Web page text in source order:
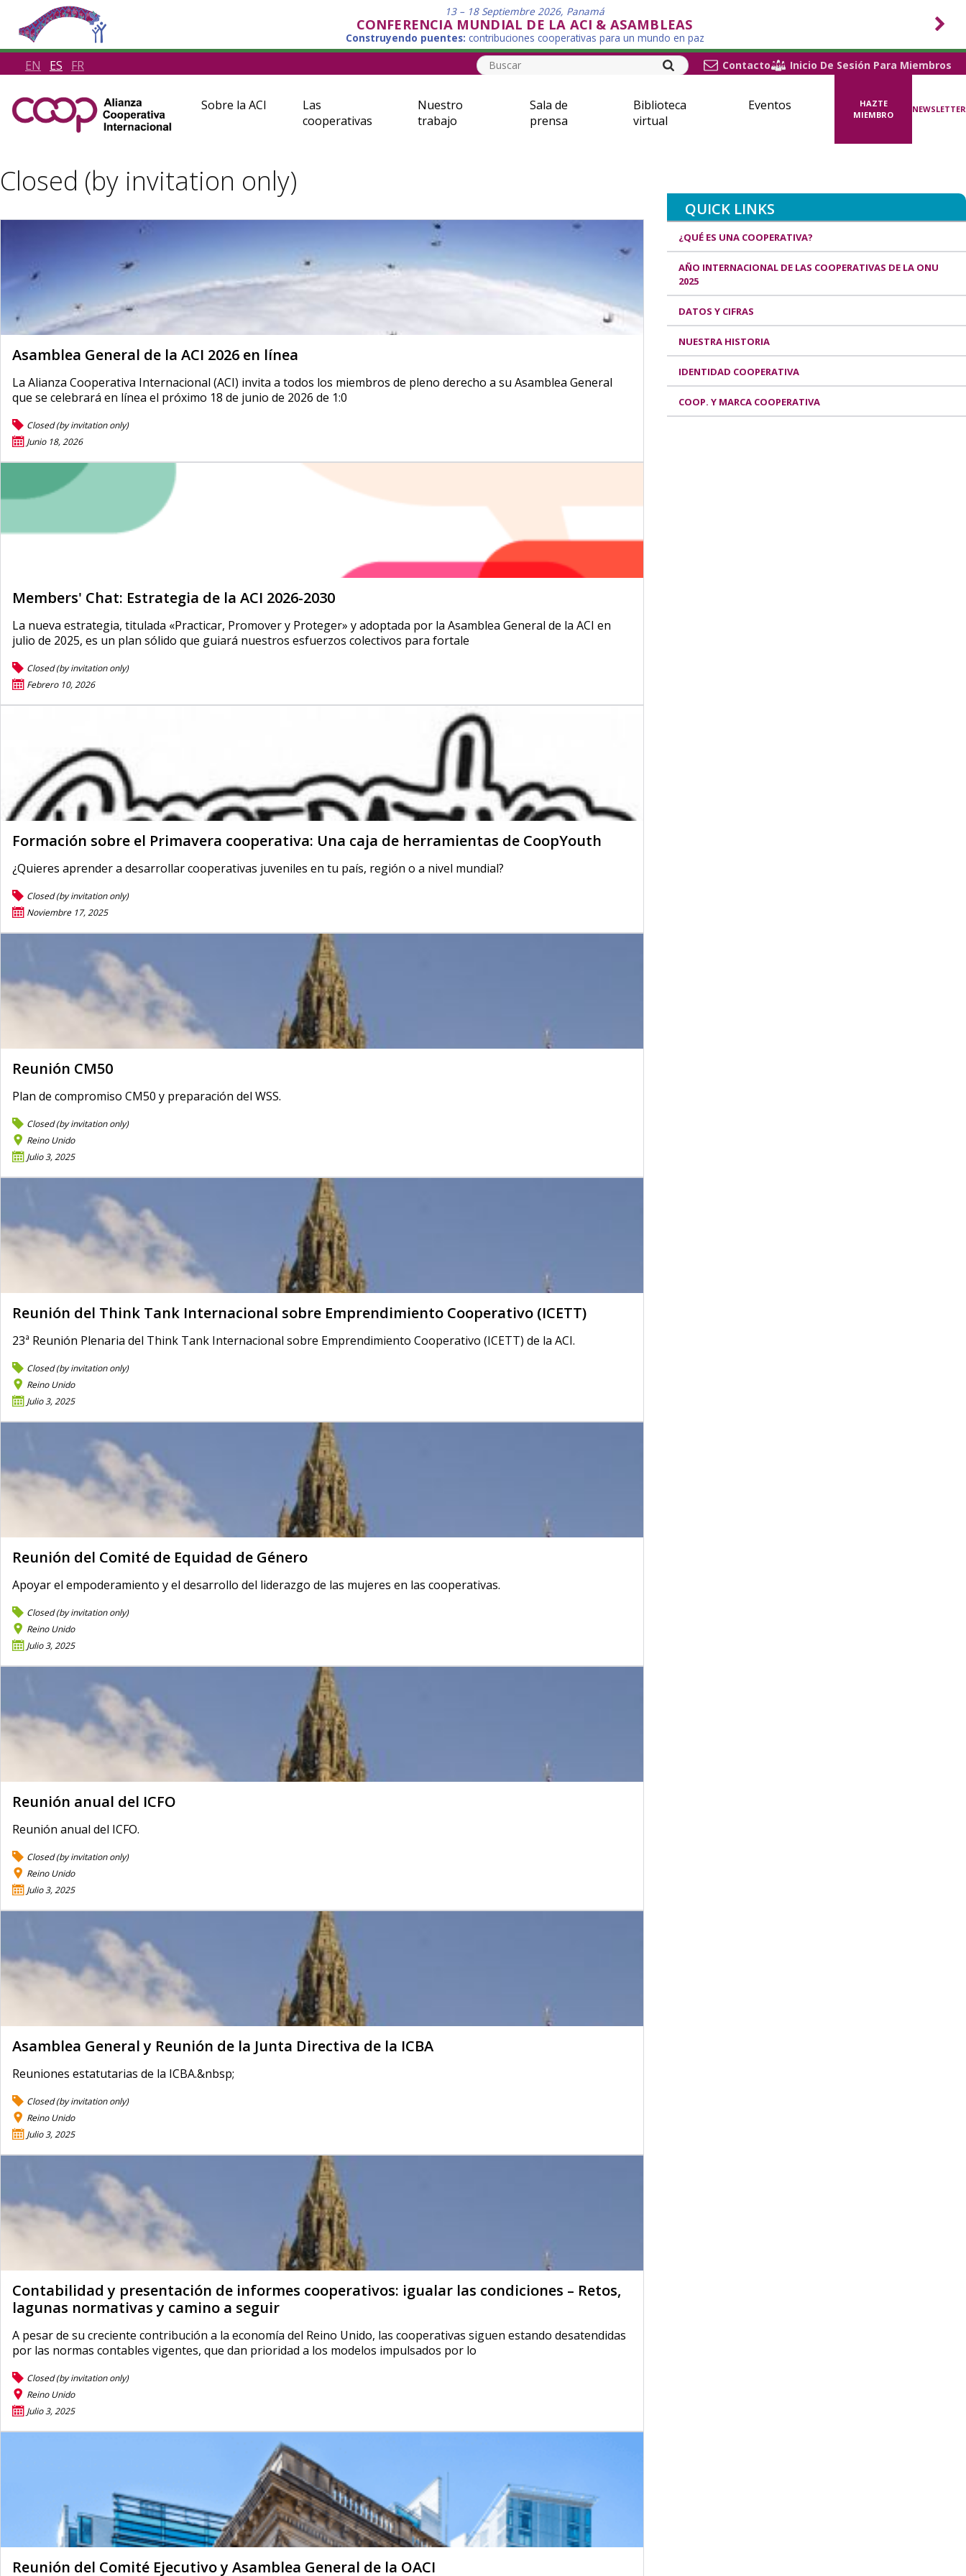
13 – 18 Septiembre 2026, Panamá
CONFERENCIA MUNDIAL DE LA ACI & ASAMBLEAS
Construyendo puentes: contribuciones cooperativas para un mundo en paz
EN ES FR Contacto Inicio De Sesión Para Miembros
Sobre la ACI
Las
cooperativas
Nuestro
trabajo
Sala de
prensa
Biblioteca
virtual
Eventos
HAZTE
MIEMBRO
NEWSLETTER
Closed (by invitation only)
Asamblea General de la ACI 2026 en línea
La Alianza Cooperativa Internacional (ACI) invita a todos los miembros de pleno derecho a su Asamblea General
que se celebrará en línea el próximo 18 de junio de 2026 de 1:0
Closed (by invitation only)
Junio 18, 2026
Members' Chat: Estrategia de la ACI 2026-2030
La nueva estrategia, titulada «Practicar, Promover y Proteger» y adoptada por la Asamblea General de la ACI en
julio de 2025, es un plan sólido que guiará nuestros esfuerzos colectivos para fortale
Closed (by invitation only)
Febrero 10, 2026
Formación sobre el Primavera cooperativa: Una caja de herramientas de CoopYouth
¿Quieres aprender a desarrollar cooperativas juveniles en tu país, región o a nivel mundial?
Closed (by invitation only)
Noviembre 17, 2025
Reunión CM50
Plan de compromiso CM50 y preparación del WSS.
Closed (by invitation only)
Reino Unido
Julio 3, 2025
Reunión del Think Tank Internacional sobre Emprendimiento Cooperativo (ICETT)
23ª Reunión Plenaria del Think Tank Internacional sobre Emprendimiento Cooperativo (ICETT) de la ACI.
Closed (by invitation only)
Reino Unido
Julio 3, 2025
Reunión del Comité de Equidad de Género
Apoyar el empoderamiento y el desarrollo del liderazgo de las mujeres en las cooperativas.
Closed (by invitation only)
Reino Unido
Julio 3, 2025
Reunión anual del ICFO
Reunión anual del ICFO.
Closed (by invitation only)
Reino Unido
Julio 3, 2025
Asamblea General y Reunión de la Junta Directiva de la ICBA
Reuniones estatutarias de la ICBA.&nbsp;
Closed (by invitation only)
Reino Unido
Julio 3, 2025
Contabilidad y presentación de informes cooperativos: igualar las condiciones – Retos,
lagunas normativas y camino a seguir
A pesar de su creciente contribución a la economía del Reino Unido, las cooperativas siguen estando desatendidas
por las normas contables vigentes, que dan prioridad a los modelos impulsados por lo
Closed (by invitation only)
Reino Unido
Julio 3, 2025
Reunión del Comité Ejecutivo y Asamblea General de la OACI
QUICK LINKS
¿QUÉ ES UNA COOPERATIVA?
AÑO INTERNACIONAL DE LAS COOPERATIVAS DE LA ONU
2025
DATOS Y CIFRAS
NUESTRA HISTORIA
IDENTIDAD COOPERATIVA
COOP. Y MARCA COOPERATIVA